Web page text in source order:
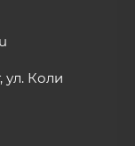
ул. Коли